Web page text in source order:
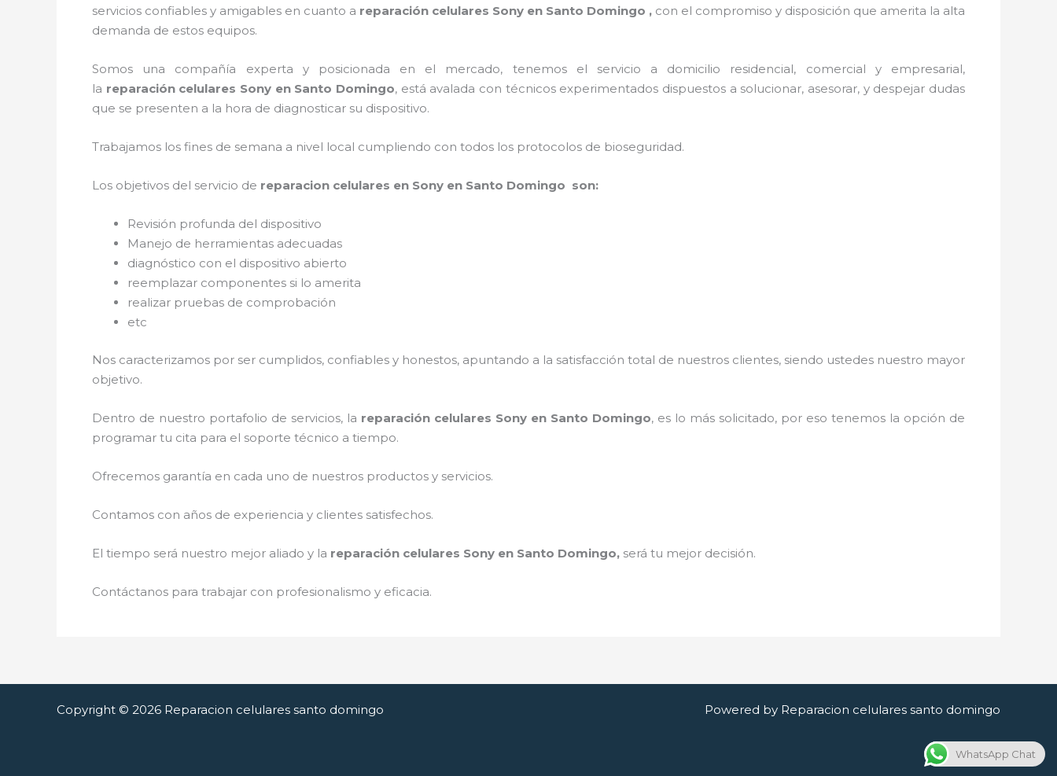
servicios confiables y amigables en cuanto a reparación celulares Sony en Santo Domingo , con el compromiso y disposición que amerita la alta
demanda de estos equipos.
Somos una compañía experta y posicionada en el mercado, tenemos el servicio a domicilio residencial, comercial y empresarial,
la reparación celulares Sony en Santo Domingo, está avalada con técnicos experimentados dispuestos a solucionar, asesorar, y despejar dudas
que se presenten a la hora de diagnosticar su dispositivo.
Trabajamos los fines de semana a nivel local cumpliendo con todos los protocolos de bioseguridad.
Los objetivos del servicio de reparacion celulares en Sony en Santo Domingo son:
Revisión profunda del dispositivo
Manejo de herramientas adecuadas
diagnóstico con el dispositivo abierto
reemplazar componentes si lo amerita
realizar pruebas de comprobación
etc
Nos caracterizamos por ser cumplidos, confiables y honestos, apuntando a la satisfacción total de nuestros clientes, siendo ustedes nuestro mayor
objetivo.
Dentro de nuestro portafolio de servicios, la reparación celulares Sony en Santo Domingo, es lo más solicitado, por eso tenemos la opción de
programar tu cita para el soporte técnico a tiempo.
Ofrecemos garantía en cada uno de nuestros productos y servicios.
Contamos con años de experiencia y clientes satisfechos.
El tiempo será nuestro mejor aliado y la reparación celulares Sony en Santo Domingo, será tu mejor decisión.
Contáctanos para trabajar con profesionalismo y eficacia.
Copyright © 2026 Reparacion celulares santo domingo Powered by Reparacion celulares santo domingo
WhatsApp Chat